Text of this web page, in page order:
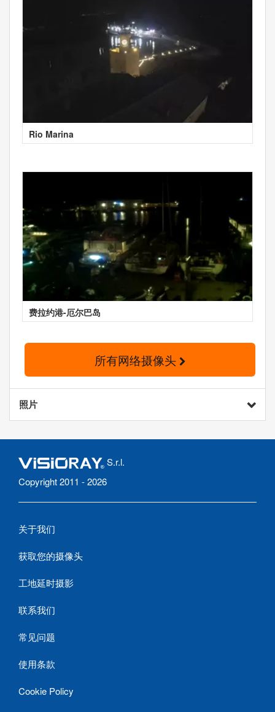
Rio Marina
费拉约港-厄尔巴岛
所有网络摄像头
照片
S.r.l.
Copyright 2011 - 2026
关于我们
获取您的摄像头
工地延时摄影
联系我们
常见问题
使用条款
Cookie Policy